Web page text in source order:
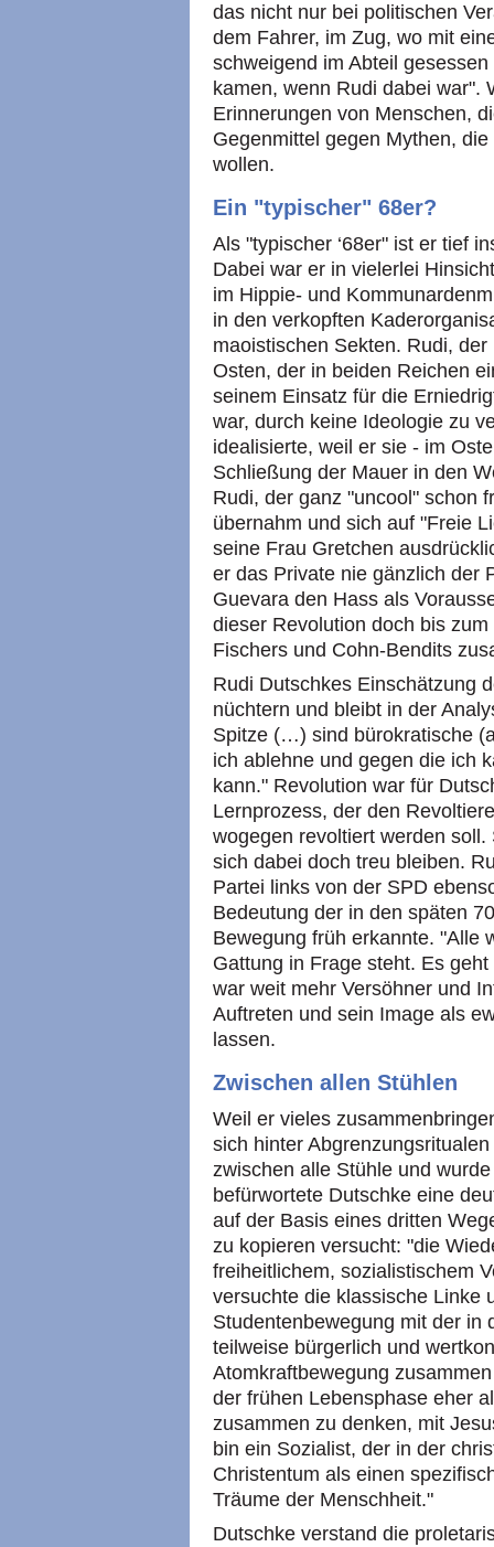
das nicht nur bei politischen
dem Fahrer, im Zug, wo mit
schweigend im Abteil
kamen, wenn Rudi dabei war".
Erinnerungen von Menschen,
Gegenmittel gegen Mythen,
wollen.
Ein "typischer" 68er?
Als "typischer ‘68er" ist er tief
Dabei war er in vielerlei
im Hippie- und
in den verkopften
maoistischen Sekten. Rudi,
Osten, der in beiden Reichen
seinem Einsatz für die
war, durch keine Ideologie zu
idealisierte, weil er sie - im
Schließung der Mauer in den
Rudi, der ganz "uncool" schon
übernahm und sich auf "Freie
seine Frau Gretchen
er das Private nie gänzlich der
Guevara den Hass als
dieser Revolution doch bis
Fischers und Cohn-Bendits
Rudi Dutschkes Einschätzung
nüchtern und bleibt in der
Spitze (…) sind bürokratische
ich ablehne und gegen die ich
kann." Revolution war für
Lernprozess, der den
wogegen revoltiert werden
sich dabei doch treu bleiben.
Partei links von der SPD
Bedeutung der in den späten
Bewegung früh erkannte. "Alle
Gattung in Frage steht. Es
war weit mehr Versöhner und
Auftreten und sein Image als
lassen.
Zwischen allen Stühlen
Weil er vieles
sich hinter
zwischen alle Stühle und
befürwortete Dutschke eine
auf der Basis eines dritten
zu kopieren versucht: "die
freiheitlichem, sozialistischem
versuchte die klassische Linke
Studentenbewegung mit der in
teilweise bürgerlich und
Atomkraftbewegung
der frühen Lebensphase eher
zusammen zu denken, mit
bin ein Sozialist, der in der
Christentum als einen
Träume der Menschheit."
Dutschke verstand die